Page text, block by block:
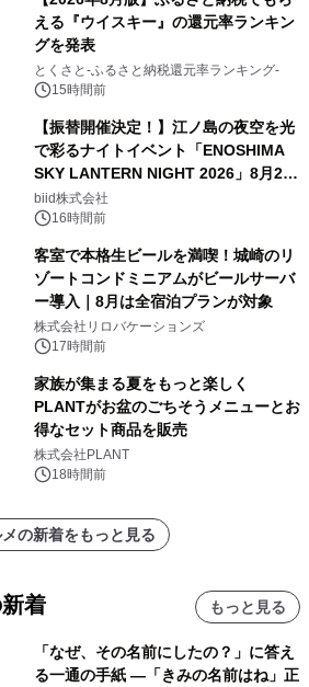
える『ウイスキー』の還元率ランキン
グを発表
とくさと-ふるさと納税還元率ランキング-
15時間前
【振替開催決定！】江ノ島の夜空を光
で彩るナイトイベント「ENOSHIMA
SKY LANTERN NIGHT 2026」8月22
日(土)振替開催＆受付スタート！
biid株式会社
16時間前
客室で本格生ビールを満喫！城崎のリ
ゾートコンドミニアムがビールサーバ
ー導入｜8月は全宿泊プランが対象
株式会社リロバケーションズ
17時間前
家族が集まる夏をもっと楽しく
PLANTがお盆のごちそうメニューとお
得なセット商品を販売
株式会社PLANT
18時間前
の新着をもっと見る
着 もっと見る
「なぜ、その名前にしたの？」に答え
る一通の手紙 ―「きみの名前はね」正